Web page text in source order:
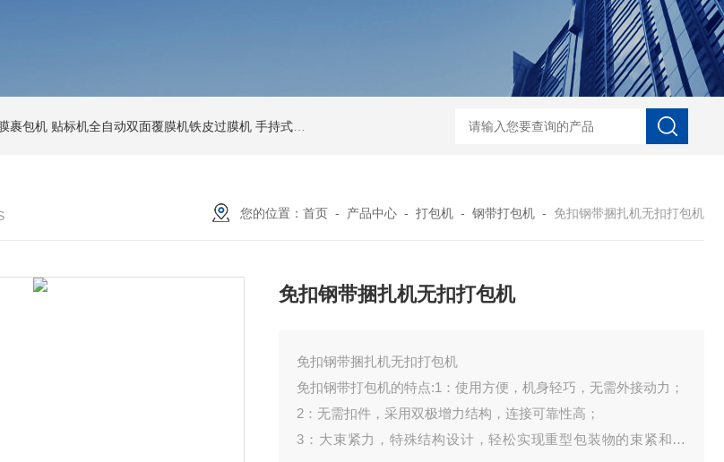
裹包机 贴标机全自动双面覆膜机铁皮过膜机 手持式激光打标机铁牌便携式打码机 自动协作码垛机纸箱码垛械手 DZ-760全自动
您的位置： 首页 - 产品中心 - 打包机 - 钢带打包机 - 免扣钢带捆扎机无扣打包机
免扣钢带捆扎机无扣打包机
免扣钢带捆扎机无扣打包机
免扣钢带打包机的特点:1：使用方便，机身轻巧，无需外接动力；
2：无需扣件，采用双极增力结构，连接可靠性高；
3：大束紧力，特殊结构设计，轻松实现重型包装物的束紧和打